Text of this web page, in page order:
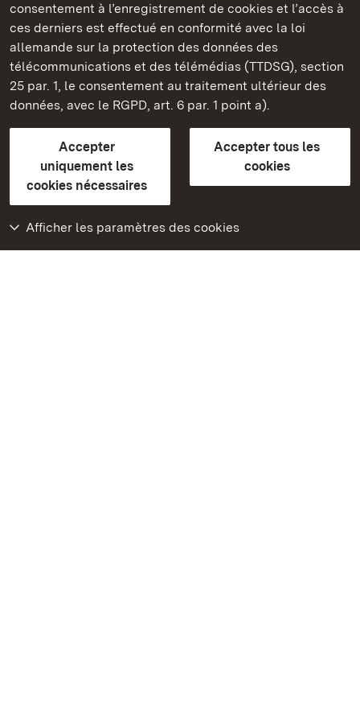
consentement à l’enregistrement de cookies et l’accès à
ces derniers est effectué en conformité avec la loi
allemande sur la protection des données des
télécommunications et des télémédias (TTDSG), section
25 par. 1, le consentement au traitement ultérieur des
données, avec le RGPD, art. 6 par. 1 point a).
Accepter
uniquement les
cookies nécessaires
Accepter tous les
cookies
Afficher les paramètres des cookies
Châteaux et jardins publics du Bade-Wurtemberg
Contact et InformationsFAQ et réponsesMentions légales
Protection des données
Explications sur l’accessibilité
BITV-konform (geprüfte Seiten)
plus loin
Accueil
Monuments
Rendez-nous visite